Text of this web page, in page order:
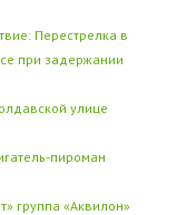
Перестрелка в
при задержании
улице
пироман
группа «Аквилон»